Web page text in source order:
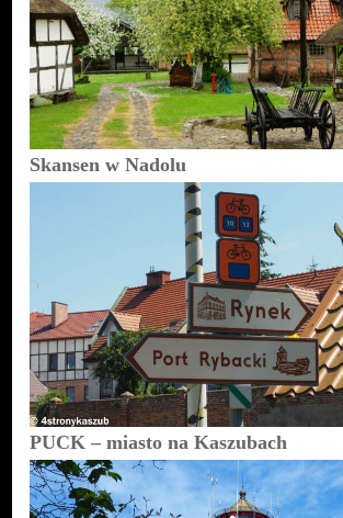
Skansen w Nadolu
PUCK – miasto na Kaszubach